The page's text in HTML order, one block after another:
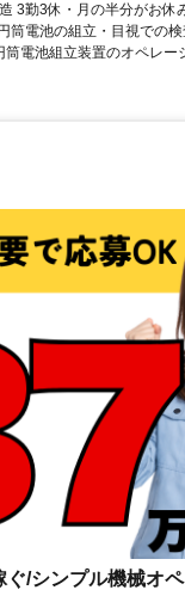
3勤3休・月の半分がお
筒電池の組立・目視での
筒電池組立装置のオペレー
ぐ/シンプル機械オ